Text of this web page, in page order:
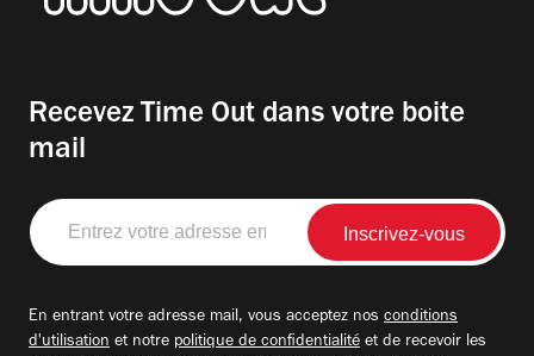
Recevez Time Out dans votre boite
mail
Entrez
votre
adresse
En entrant votre adresse mail, vous acceptez nos conditions
d'utilisation et notre politique de confidentialité et de recevoir les